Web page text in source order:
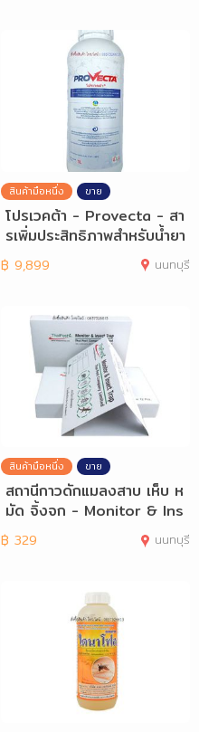
สินค้ามือหนึ่ง ขาย
โปรเวคต้า - Provecta - สา
รเพิ่มประสิทธิภาพสำหรับน้ำยา
เคมีฯ
฿ 9,899 นนทบุรี
สินค้ามือหนึ่ง ขาย
สถานีกาวดักแมลงสาบ เห็บ ห
มัด จิ้งจก - Monitor & Ins
ect Trap
฿ 329 นนทบุรี